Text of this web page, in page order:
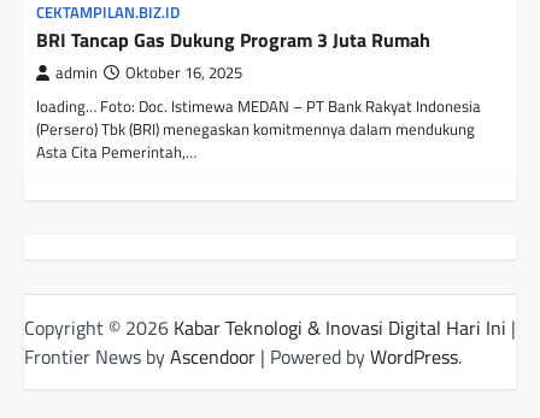
CEKTAMPILAN.BIZ.ID
BRI Tancap Gas Dukung Program 3 Juta Rumah
admin Oktober 16, 2025
loading… Foto: Doc. Istimewa MEDAN – PT Bank Rakyat Indonesia
(Persero) Tbk (BRI) menegaskan komitmennya dalam mendukung
Asta Cita Pemerintah,…
Copyright © 2026 Kabar Teknologi & Inovasi Digital Hari Ini |
Frontier News byAscendoor | Powered byWordPress.